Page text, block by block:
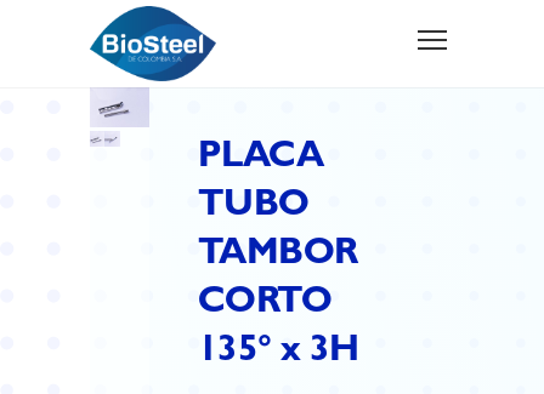
PLACA
TUBO
TAMBOR
CORTO
135° x 3H